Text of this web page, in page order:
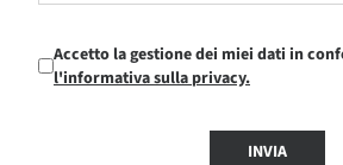
Accetto la gestione dei miei dati in
l'informativa sulla privacy.
INVIA